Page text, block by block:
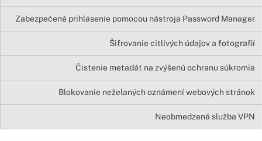
Zabezpečené prihlásenie pomocou nástroja Password Manager
Šifrovanie citlivých údajov a fotografií
Čistenie metadát na zvýšenú ochranu súkromia
Blokovanie neželaných oznámení webových stránok
Neobmedzená služba VPN